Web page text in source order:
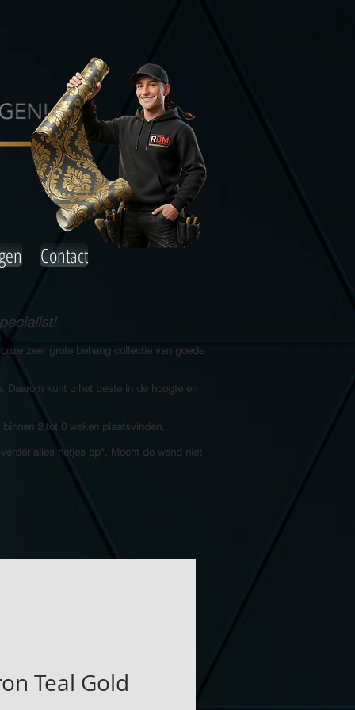
Contact
zeer grote behang collectie van goede
Daarom kunt u het beste in de hoogte en
2 tot 6 weken plaatsvinden.
alles netjes op*. Mocht de wand niet
Teal Gold